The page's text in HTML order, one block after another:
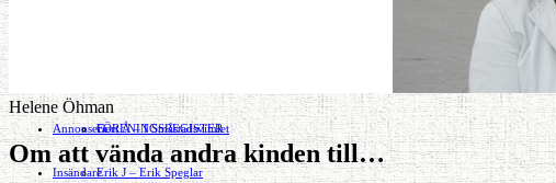
FÖRENINGSREGISTER
Gert Å – I Småstadsvimlet
Erik J – Erik Speglar
Annonsera
Insändare
Helene Öhman
Om att vända andra kinden till…